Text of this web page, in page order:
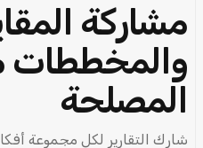
مشاركة
المصلحة
شارك التقارير لكل مجموعة